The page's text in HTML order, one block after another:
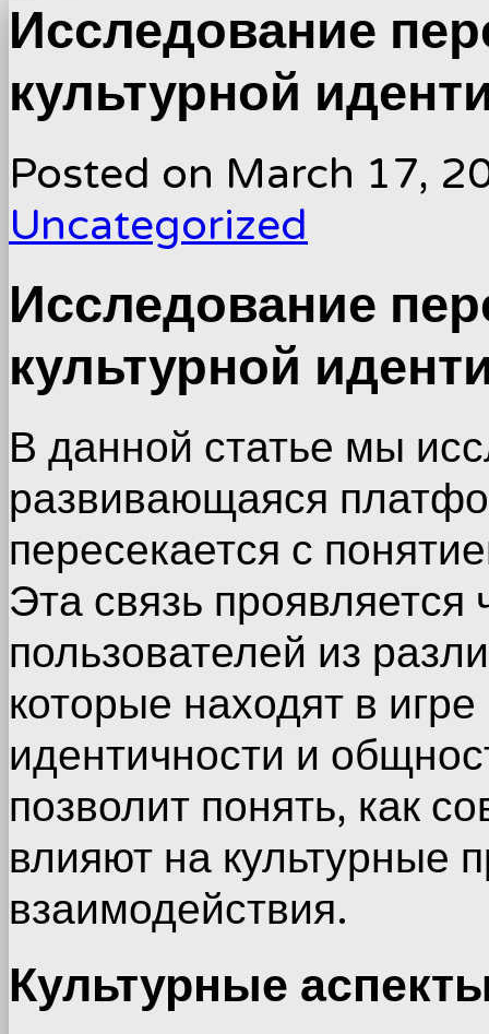
Исследование
культурной
Posted on March 17,
Uncategorized
Исследование
культурной
В данной статье мы
развивающаяся
пересекается с
Эта связь проявляется
пользователей из
которые находят в
идентичности и
позволит понять, как
влияют на культурные
взаимодействия.
Культурные